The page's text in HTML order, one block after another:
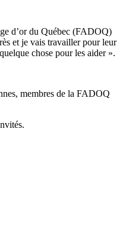
d’or du Québec (FADOQ)
et je vais travailler pour leur
chose pour les aider ».
membres de la FADOQ